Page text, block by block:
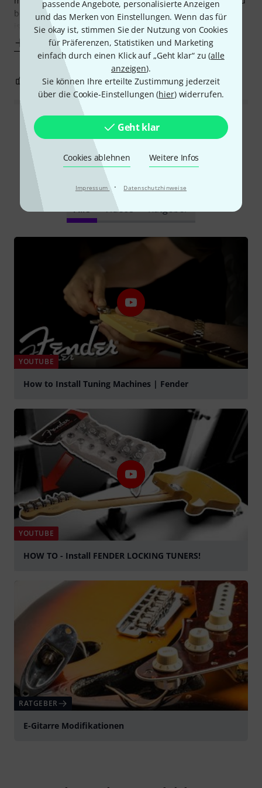
passende Angebote, personalisierte Anzeigen
und das Merken von Einstellungen. Wenn das für
Sie okay ist, stimmen Sie der Nutzung von Cookies
für Präferenzen, Statistiken und Marketing
einfach durch einen Klick auf „Geht klar“ zu (alle
anzeigen).
Sie können Ihre erteilte Zustimmung jederzeit
über die Cookie-Einstellungen (hier) widerrufen.
Geht klar
Cookies ablehnen Weitere Infos
Impressum · Datenschutzhinweise
bohren - eine Sache von Minuten, prima. Die Verarbeitung
ist erwartungsgemäß solide und
Mehr anzeigen
1 BEWERTUNG MELDEN
Alle Bewertungen lesen
Schon gewusst?
Alle Videos Ratgeber
YOUTUBE
How to Install Tuning Machines | Fender
YOUTUBE
HOW TO - Install FENDER LOCKING TUNERS!
RATGEBER
E-Gitarre Modifikationen